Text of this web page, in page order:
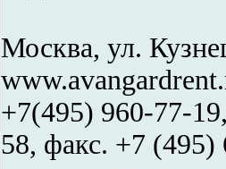
Москва, ул.
+7(495) 960-77-
58, факс. +7 (495)